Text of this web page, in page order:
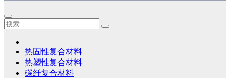
热固性复合材料
热塑性复合材料
碳纤复合材料